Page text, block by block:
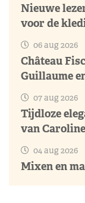
Nieuwe
voor de
06 aug 2026
Château
Guillaume
07 aug 2026
Tijdloze
van
04 aug 2026
Mixen en